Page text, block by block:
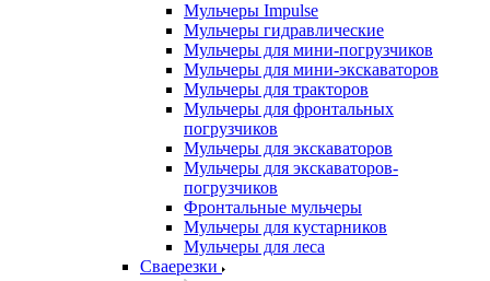
Мульчеры Impulse
Мульчеры гидравлические
Мульчеры для мини-погрузчиков
Мульчеры для мини-экскаваторов
Мульчеры для тракторов
Мульчеры для фронтальных
погрузчиков
Мульчеры для экскаваторов
Мульчеры для экскаваторов-
погрузчиков
Фронтальные мульчеры
Мульчеры для кустарников
Мульчеры для леса
Сваерезки